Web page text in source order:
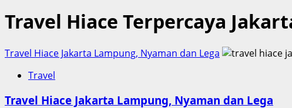
Travel Hiace Terpercaya
Travel Hiace Jakarta Lampung, Nyaman dan Lega
Travel
Travel Hiace Jakarta Lampung, Nyaman dan Lega